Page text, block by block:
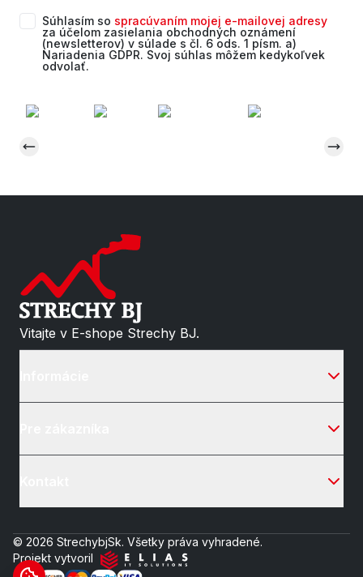
Súhlasím so spracúvaním mojej e-mailovej adresy
za účelom zasielania obchodných oznámení
(newsletterov) v súlade s čl. 6 ods. 1 písm. a)
Nariadenia GDPR. Svoj súhlas môžem kedykoľvek
odvolať.
Vitajte v E-shope Strechy BJ.
© 2026 StrechybjSk. Všetky práva vyhradené.
Projekt vytvoril